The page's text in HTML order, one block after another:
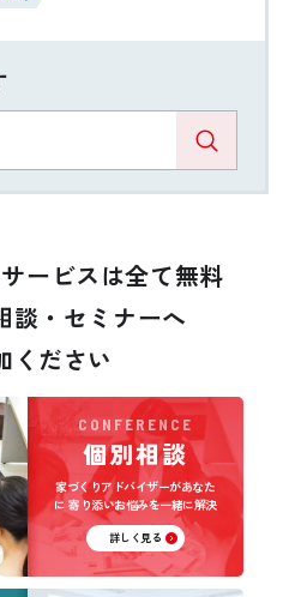
ービスは全て無料
談・セミナーへ
ください
CONFERENCE
個別相談
家づくりアドバイザーがあなた
に寄り添いお悩みを一緒に解決
詳しく見る